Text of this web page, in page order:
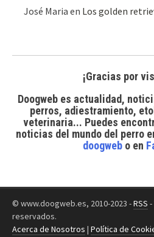
José Maria en Los golden
¡Gracias por
Doogweb es actualidad,
perros, adiestramiento,
veterinaria... Puedes
noticias del mundo del perro
doogweb o en
© www.doogweb.es, 2010-2023 -RSS
reservados.
Acerca de Nosotros | Política de